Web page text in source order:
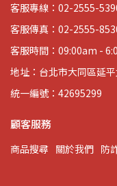
客服專線：02-2555-
客服傳真：02-2555-
客服時間：09:00am -
地址：台北市大同區延
統一編號：42695299
顧客服務
商品搜尋 關於我們 防